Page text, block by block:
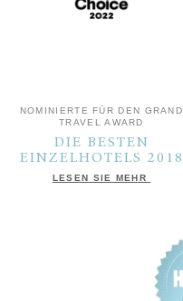
NOMINIERTE FÜR DEN GRAND
TRAVEL AWARD
DIE BESTEN
EINZELHOTELS 2018
LESEN SIE MEHR